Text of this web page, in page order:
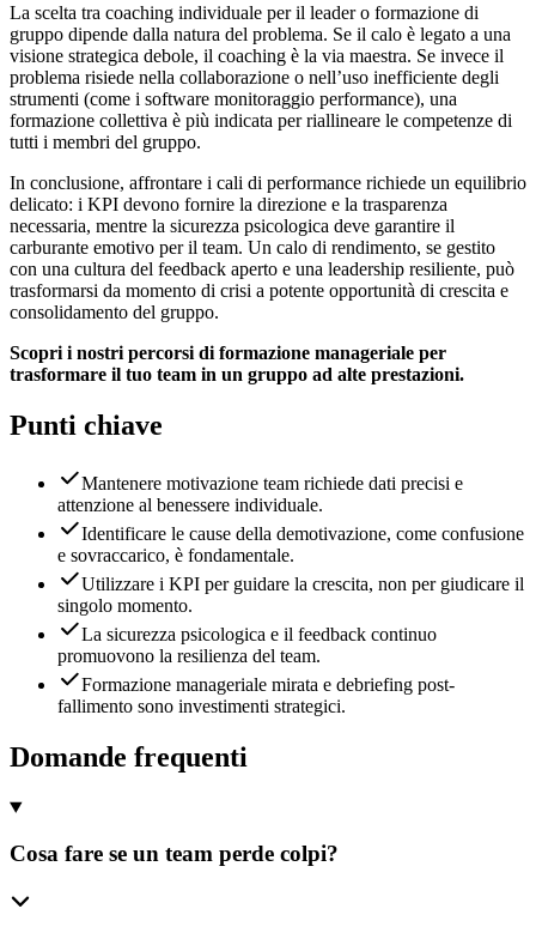
La scelta tra coaching individuale per il leader o formazione di
gruppo dipende dalla natura del problema. Se il calo è legato a una
visione strategica debole, il coaching è la via maestra. Se invece il
problema risiede nella collaborazione o nell’uso inefficiente degli
strumenti (come i software monitoraggio performance), una
formazione collettiva è più indicata per riallineare le competenze di
tutti i membri del gruppo.
In conclusione, affrontare i cali di performance richiede un equilibrio
delicato: i KPI devono fornire la direzione e la trasparenza
necessaria, mentre la sicurezza psicologica deve garantire il
carburante emotivo per il team. Un calo di rendimento, se gestito
con una cultura del feedback aperto e una leadership resiliente, può
trasformarsi da momento di crisi a potente opportunità di crescita e
consolidamento del gruppo.
Scopri i nostri percorsi di formazione manageriale per
trasformare il tuo team in un gruppo ad alte prestazioni.
Punti chiave
Mantenere motivazione team richiede dati precisi e
attenzione al benessere individuale.
Identificare le cause della demotivazione, come confusione
e sovraccarico, è fondamentale.
Utilizzare i KPI per guidare la crescita, non per giudicare il
singolo momento.
La sicurezza psicologica e il feedback continuo
promuovono la resilienza del team.
Formazione manageriale mirata e debriefing post-
fallimento sono investimenti strategici.
Domande frequenti
Cosa fare se un team perde colpi?